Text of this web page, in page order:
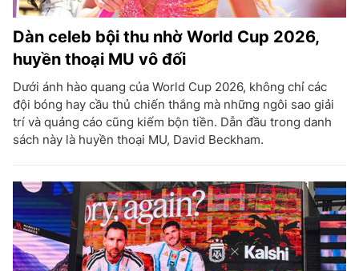
Dàn celeb bội thu nhờ World Cup 2026,
huyền thoại MU vô đối
Dưới ánh hào quang của World Cup 2026, không chỉ các
đội bóng hay cầu thủ chiến thắng mà những ngôi sao giải
trí và quảng cáo cũng kiếm bộn tiền. Dẫn đầu trong danh
sách này là huyền thoại MU, David Beckham.